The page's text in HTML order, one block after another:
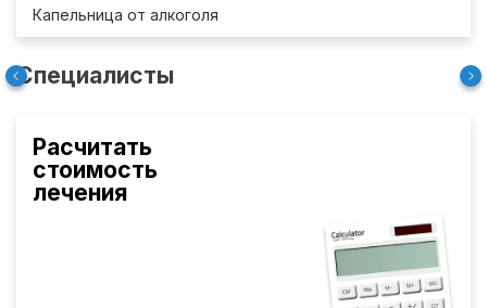
Капельница от алкоголя
Специалисты
Расчитать
стоимость
лечения